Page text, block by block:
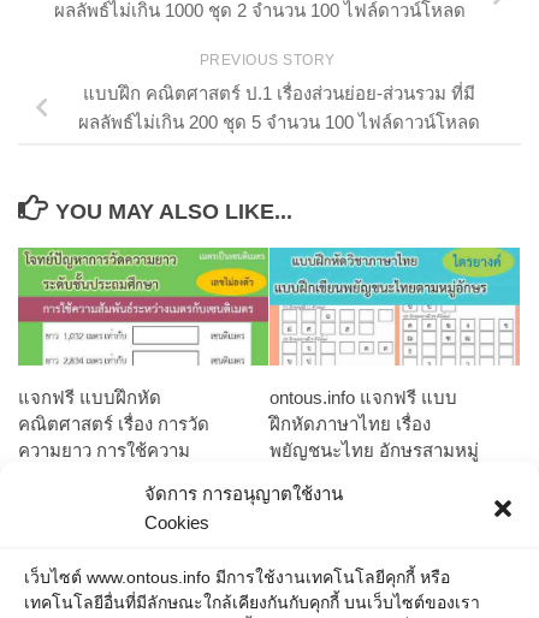
จัดการ การอนุญาตใช้งาน
Cookies
เว็บไซต์ www.ontous.info มีการใช้งานเทคโนโลยีคุกกี้ หรือ
เทคโนโลยีอื่นที่มีลักษณะใกล้เคียงกันกับคุกกี้ บนเว็บไซต์ของเรา
ผลลัพธ์ไม่เกิน 1000 ชุด 2 จำนวน 100 ไฟล์ดาวน์โหลด
PREVIOUS STORY
แบบฝึก คณิตศาสตร์ ป.1 เรื่องส่วนย่อย-ส่วนรวม ที่มี
ผลลัพธ์ไม่เกิน 200 ชุด 5 จำนวน 100 ไฟล์ดาวน์โหลด
YOU MAY ALSO LIKE...
แจกฟรี แบบฝึกหัด
คณิตศาสตร์ เรื่อง การวัด
ความยาว การใช้ความ
เซนติเมตร รูปแบบไฟล์ PDF
มีเฉลยท้ายแบบฝึก [pdf][free]
[เฉลย] เป็นการแปลงหน่วย
เมตรเป็นหน่วยเซนติเมตร
ontous.info แจกฟรี แบบ
ฝึกหัดภาษาไทย เรื่อง
พยัญชนะไทย อักษรสามหมู่
พยัญชนะไทย จำนวนกว่า 50
PDF ดาวน์โหลดได้ฟรี free
download